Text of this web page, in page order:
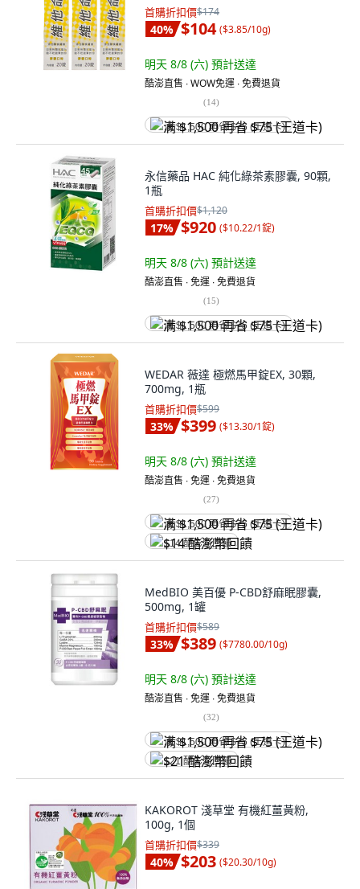
首購折扣價$174
40% $104 ($3.85/10g)
明天 8/8 (六) 預計送達
酷澎直售 ∙ WOW免運 ∙ 免費退貨
(14)
满 $1,500 再省 $75 (王道卡)
永信藥品 HAC 純化綠茶素膠囊, 90顆,
1瓶
首購折扣價$1,120
17% $920 ($10.22/1錠)
明天 8/8 (六) 預計送達
酷澎直售 ∙ 免運 ∙ 免費退貨
(15)
满 $1,500 再省 $75 (王道卡)
WEDAR 薇達 極燃馬甲錠EX, 30顆,
700mg, 1瓶
首購折扣價$599
33% $399 ($13.30/1錠)
明天 8/8 (六) 預計送達
酷澎直售 ∙ 免運 ∙ 免費退貨
(27)
满 $1,500 再省 $75 (王道卡)
$14 酷澎幣回饋
MedBIO 美百優 P-CBD舒麻眠膠囊,
500mg, 1罐
首購折扣價$589
33% $389 ($7780.00/10g)
明天 8/8 (六) 預計送達
酷澎直售 ∙ 免運 ∙ 免費退貨
(32)
满 $1,500 再省 $75 (王道卡)
$21 酷澎幣回饋
KAKOROT 淺草堂 有機紅薑黃粉,
100g, 1個
首購折扣價$339
40% $203 ($20.30/10g)